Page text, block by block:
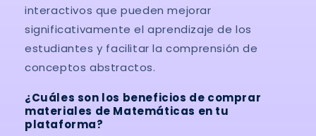
interactivos que pueden mejorar
significativamente el aprendizaje de los
estudiantes y facilitar la comprensión de
conceptos abstractos.
¿Cuáles son los beneficios de comprar
materiales de Matemáticas en tu
plataforma?